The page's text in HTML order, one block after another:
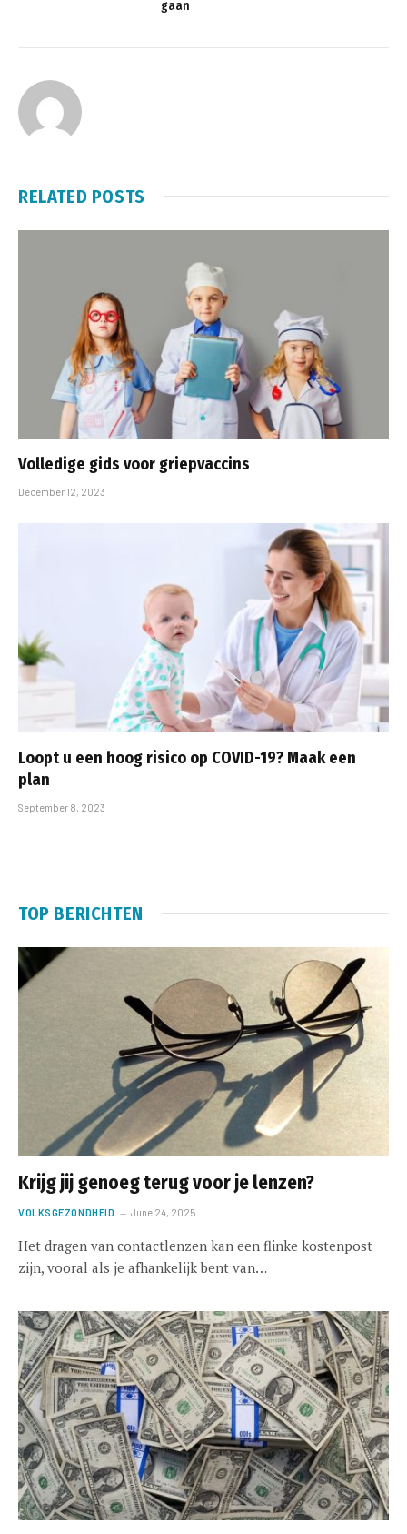
gaan
RELATED POSTS
Volledige gids voor griepvaccins
December 12, 2023
Loopt u een hoog risico op COVID-19? Maak een
plan
September 8, 2023
TOP BERICHTEN
Krijg jij genoeg terug voor je lenzen?
VOLKSGEZONDHEID June 24, 2025
Het dragen van contactlenzen kan een flinke kostenpost
zijn, vooral als je afhankelijk bent van…